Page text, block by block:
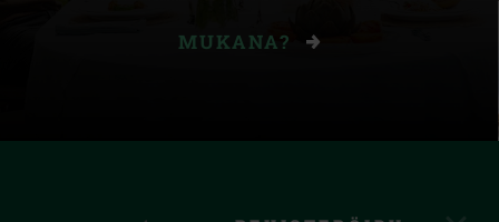
MUKANA?